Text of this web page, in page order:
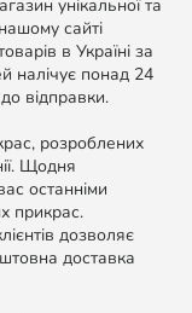
унікальної та
сайті
в Україні за
налічує понад 24
відправки.
розроблених
Щодня
останніми
прикрас.
дозволяє
доставка